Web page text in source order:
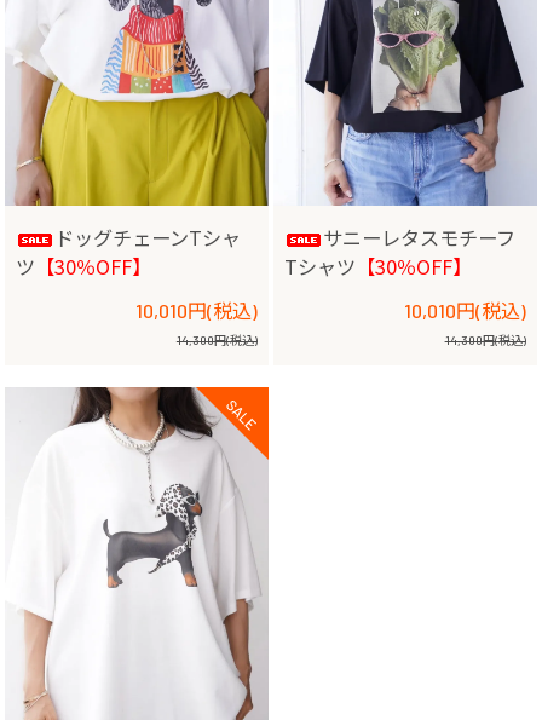
ドッグチェーンTシャ
ツ 【30％OFF】
10,010円(税込)
14,300円(税込)
サニーレタスモチーフ
Tシャツ 【30％OFF】
10,010円(税込)
14,300円(税込)